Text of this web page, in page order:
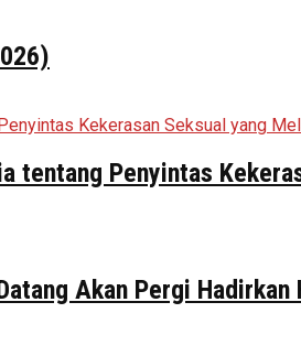
tentang Penyintas
Akan Pergi